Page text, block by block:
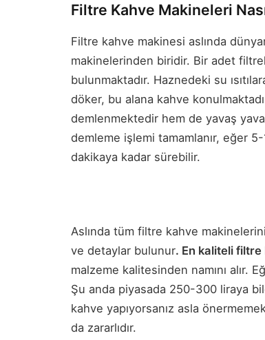
Filtre Kahve Makineleri
Filtre kahve makinesi aslında
makinelerinden biridir. Bir adet
bulunmaktadır. Haznedeki su
döker, bu alana kahve
demlenmektedir hem de yavaş
demleme işlemi tamamlanır, eğer
dakikaya kadar sürebilir.
Aslında tüm filtre kahve
ve detaylar bulunur. En kaliteli
malzeme kalitesinden namını alır.
Şu anda piyasada 250-300 liraya
kahve yapıyorsanız asla
da zararlıdır.